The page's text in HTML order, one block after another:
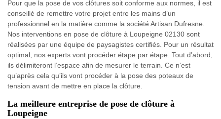
Pour que la pose de vos clôtures soit conforme aux normes, il est
conseillé de remettre votre projet entre les mains d’un
professionnel en la matière comme la société Artisan Dufresne.
Nos interventions en pose de clôture à Loupeigne 02130 sont
réalisées par une équipe de paysagistes certifiés. Pour un résultat
optimal, nos experts vont procéder étape par étape. Tout d’abord,
ils délimiteront l’espace afin de mesurer le terrain. Ce n’est
qu’après cela qu’ils vont procéder à la pose des poteaux de
tension avant de mettre en place la clôture.
La meilleure entreprise de pose de clôture à
Loupeigne